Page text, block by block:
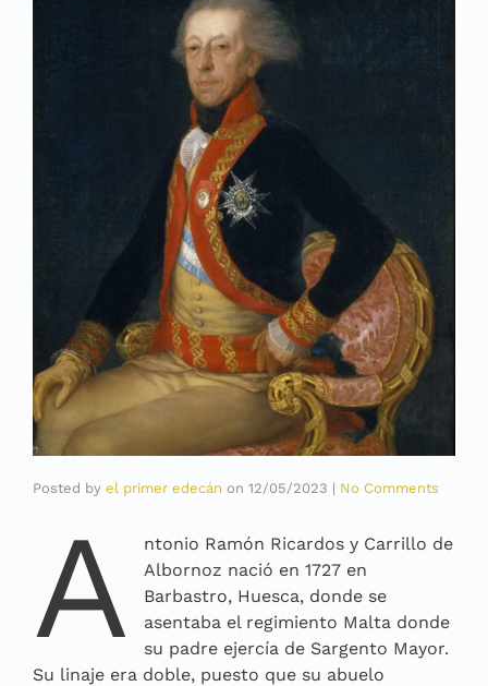
Posted by el primer edecán on 12/05/2023 | No Comments
A
ntonio Ramón Ricardos y Carrillo de
Albornoz nació en 1727 en
Barbastro, Huesca, donde se
asentaba el regimiento Malta donde
su padre ejercía de Sargento Mayor.
Su linaje era doble, puesto que su abuelo